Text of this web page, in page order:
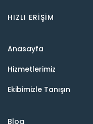
HIZLI ERIŞIM
Anasayfa
Hizmetlerimiz
Ekibimizle Tanışın
Blog